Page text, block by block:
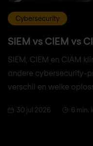
Cybersecurity
SIEM vs CIEM vs
SIEM, CIEM en CIAM
andere cybersecurity-
verschil en welke
30 jul 2026 6 min.